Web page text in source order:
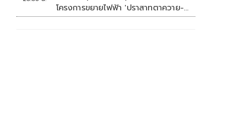
โครงการขยายไฟฟ้า 'ปราสาทตาควาย-
เนิน 350'